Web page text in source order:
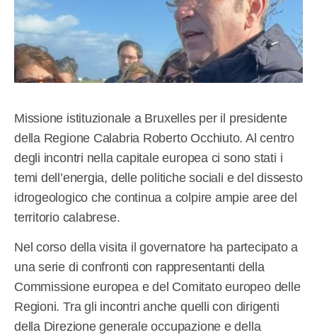
Missione istituzionale a Bruxelles per il presidente
della Regione Calabria Roberto Occhiuto. Al centro
degli incontri nella capitale europea ci sono stati i
temi dell’energia, delle politiche sociali e del dissesto
idrogeologico che continua a colpire ampie aree del
territorio calabrese.
Nel corso della visita il governatore ha partecipato a
una serie di confronti con rappresentanti della
Commissione europea e del Comitato europeo delle
Regioni. Tra gli incontri anche quelli con dirigenti
della Direzione generale occupazione e della